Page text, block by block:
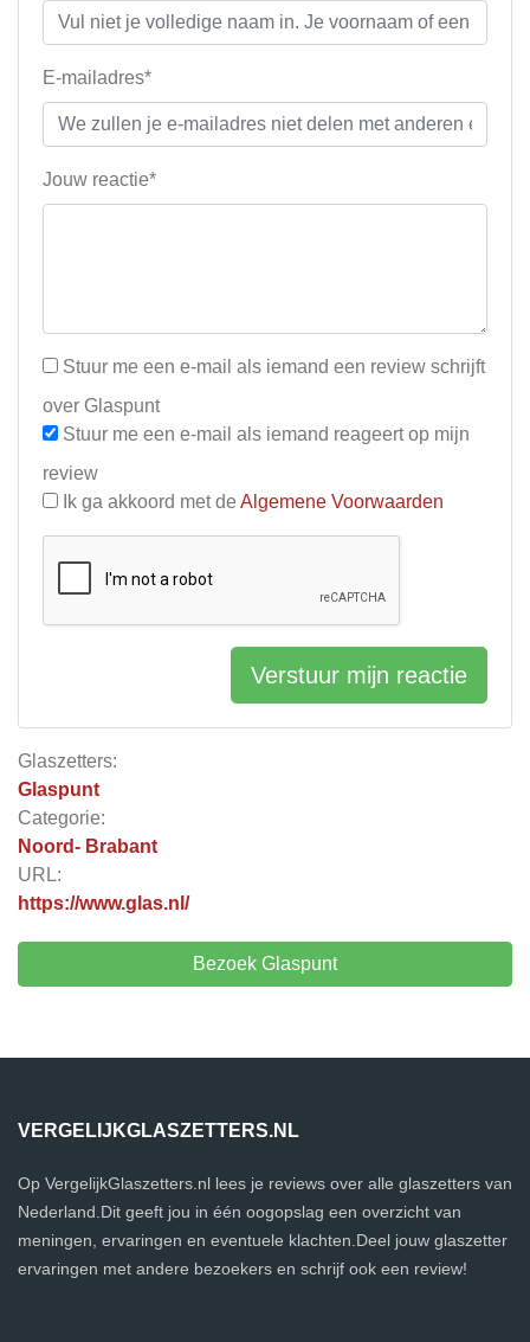
Glaszetters:
Glaspunt
Categorie:
Noord- Brabant
URL:
https://www.glas.nl/
Bezoek Glaspunt
E-mailadres*
Jouw reactie*
Stuur me een e-mail als iemand een review schrijft
over Glaspunt
Stuur me een e-mail als iemand reageert op mijn
review
Ik ga akkoord met de Algemene Voorwaarden
Verstuur mijn reactie
VERGELIJKGLASZETTERS.NL
Op VergelijkGlaszetters.nl lees je reviews over alle glaszetters van
Nederland.Dit geeft jou in één oogopslag een overzicht van
meningen, ervaringen en eventuele klachten.Deel jouw glaszetter
ervaringen met andere bezoekers en schrijf ook een review!